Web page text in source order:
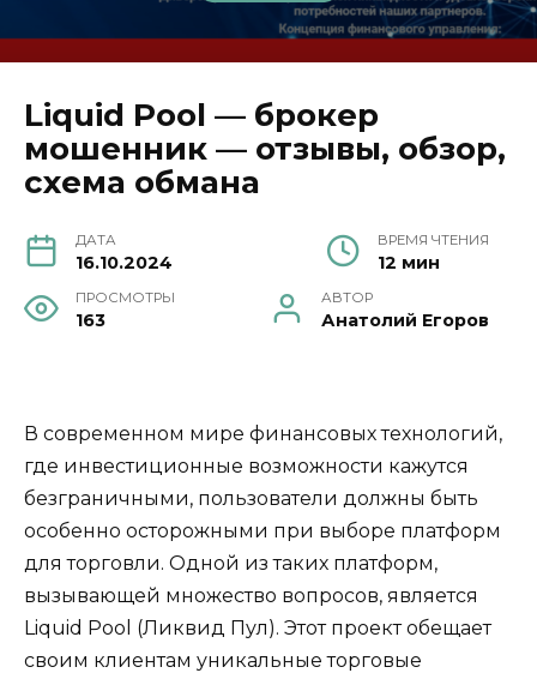
Liquid Pool — брокер
мошенник — отзывы, обзор,
схема обмана
ДАТА
16.10.2024
ВРЕМЯ ЧТЕНИЯ
12 мин
ПРОСМОТРЫ
163
АВТОР
Анатолий Егоров
В современном мире финансовых технологий,
где инвестиционные возможности кажутся
безграничными, пользователи должны быть
особенно осторожными при выборе платформ
для торговли. Одной из таких платформ,
вызывающей множество вопросов, является
Liquid Pool (Ликвид Пул). Этот проект обещает
своим клиентам уникальные торговые